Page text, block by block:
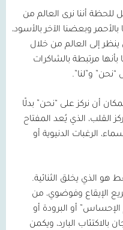
للحظة أننا نرى العالم من
وبعضنا الآخر بالأسود،
إلى العالم من خلال
بأنها مرتبطة بالشاكرات
“نحن” و”لنا”.
أن نركز على “نحن” بدلًا
القلب، الذي يُعد المفتاح
الرغبات الدنيوية أو
هو الذي يخلق الثنائية.
الإيقاع وفوضوي، من
أو البرودة أو
بالاكتئاب البارد، ويكمن